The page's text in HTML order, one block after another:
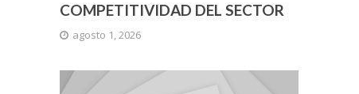
COMPETITIVIDAD DEL SECTOR
agosto 1, 2026